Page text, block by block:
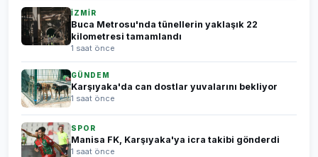
İZMİR
Buca Metrosu'nda tünellerin yaklaşık 22
kilometresi tamamlandı
1 saat önce
GÜNDEM
Karşıyaka'da can dostlar yuvalarını bekliyor
1 saat önce
SPOR
Manisa FK, Karşıyaka'ya icra takibi gönderdi
1 saat önce